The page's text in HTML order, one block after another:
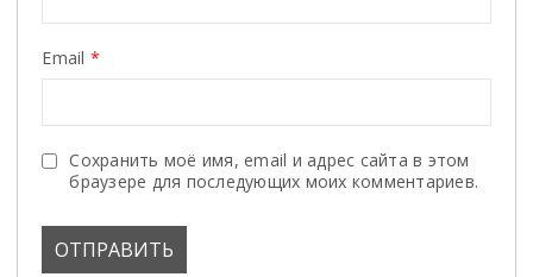
Email *
Сохранить моё имя, email и адрес сайта в этом
браузере для последующих моих комментариев.